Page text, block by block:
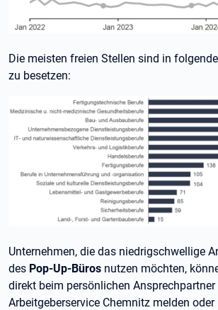
Die meisten freien Stellen sind in
zu besetzen:
Unternehmen, die das niedrigschwellige
des Pop-Up-Büros nutzen möchten,
direkt beim persönlichen Ansprechpartner
Arbeitgeberservice Chemnitz melden oder